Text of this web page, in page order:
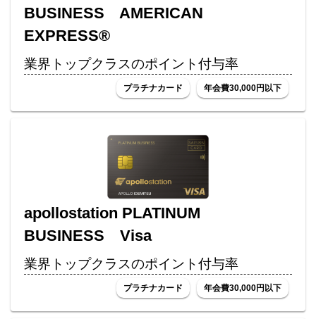
BUSINESS AMERICAN
EXPRESS®
業界トップクラスのポイント付与率
プラチナカード 年会費30,000円以下
apollostation PLATINUM
BUSINESS Visa
業界トップクラスのポイント付与率
プラチナカード 年会費30,000円以下